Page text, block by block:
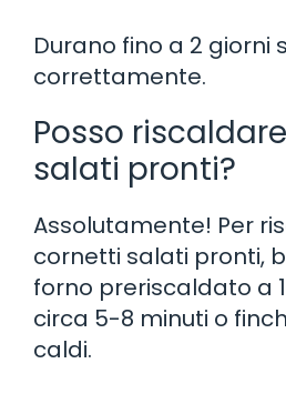
Durano fino a 2 giorni
correttamente.
Posso
salati pronti?
Assolutamente! Per
cornetti salati pronti,
forno preriscaldato a
circa 5-8 minuti o
caldi.